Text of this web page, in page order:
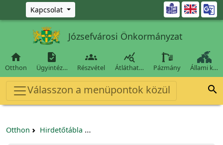
Ugrás a fő tartalomra
Kapcsolat 
Józsefvárosi Önkormányzat

Otthon

Ügyintéz…

Részvétel

Átláthat… Pázmány Állami k…
Válasszon a menüpontok közül 
Otthon Hirdetőtábla